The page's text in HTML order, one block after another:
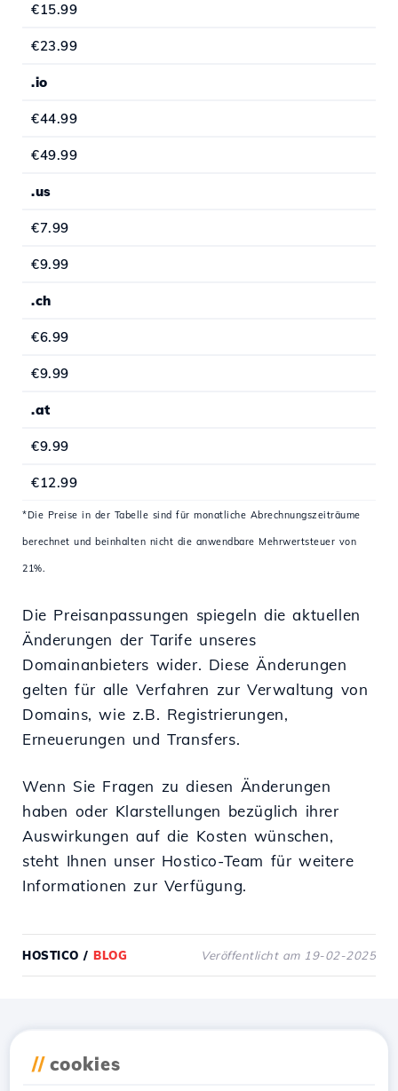
€15.99
€23.99
.io
€44.99
€49.99
.us
€7.99
€9.99
.ch
€6.99
€9.99
.at
€9.99
€12.99
*Die Preise in der Tabelle sind für monatliche Abrechnungszeiträume
berechnet und beinhalten nicht die anwendbare Mehrwertsteuer von
21%.
Die Preisanpassungen spiegeln die aktuellen
Änderungen der Tarife unseres
Domainanbieters wider. Diese Änderungen
gelten für alle Verfahren zur Verwaltung von
Domains, wie z.B. Registrierungen,
Erneuerungen und Transfers.
Wenn Sie Fragen zu diesen Änderungen
haben oder Klarstellungen bezüglich ihrer
Auswirkungen auf die Kosten wünschen,
steht Ihnen unser Hostico-Team für weitere
Informationen zur Verfügung.
HOSTICO / BLOG Veröffentlicht am 19-02-2025
// cookies